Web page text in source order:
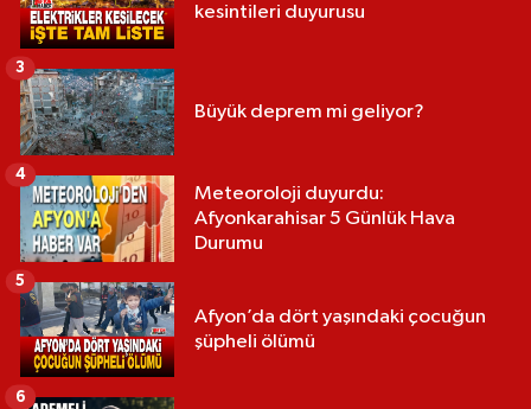
kesintileri duyurusu
Büyük deprem mi geliyor?
3
Meteoroloji duyurdu:
Afyonkarahisar 5 Günlük Hava
Durumu
4
Afyon’da dört yaşındaki çocuğun
şüpheli ölümü
5
6